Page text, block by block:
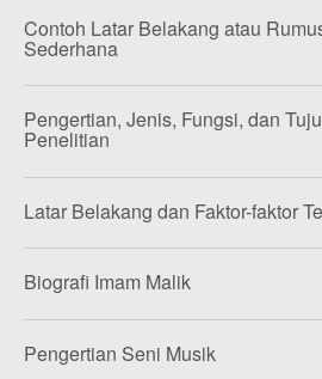
Contoh Latar Belakang atau
Sederhana
Pengertian, Jenis, Fungsi, dan
Penelitian
Latar Belakang dan Faktor-faktor
Biografi Imam Malik
Pengertian Seni Musik